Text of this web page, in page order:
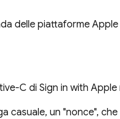
delle piattaforme
C di Sign in with
casuale, un "nonce",